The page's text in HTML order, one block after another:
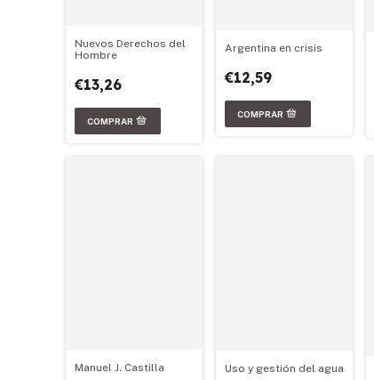
Nuevos Derechos del
Hombre
€13,26
Argentina en crisis
€12,59
Manuel J. Castilla Uso y gestión del agua